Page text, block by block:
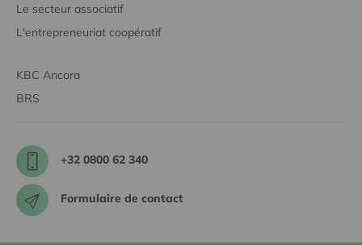
Le secteur associatif
L'entrepreneuriat coopératif
KBC Ancora
BRS
+32 0800 62 340
Formulaire de contact